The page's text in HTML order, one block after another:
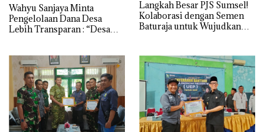
Wahyu Sanjaya Minta
Pengelolaan Dana Desa
Lebih Transparan : “Desa
Langkah Besar PJS Sumsel!
Kolaborasi dengan Semen
Baturaja untuk Wujudkan